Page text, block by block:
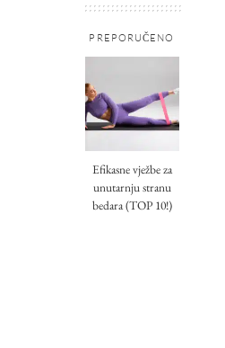
PREPORUČENO
Efikasne vježbe za
unutarnju stranu
bedara (TOP 10!)